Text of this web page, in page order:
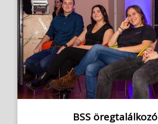
BSS öregtalálkozó